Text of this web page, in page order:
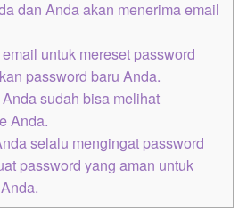
dan Anda akan menerima email
untuk mereset password
password baru Anda.
sudah bisa melihat
Anda.
selalu mengingat password
password yang aman untuk